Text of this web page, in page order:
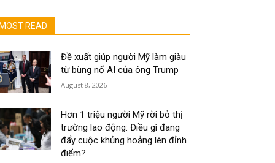
MOST READ
Đề xuất giúp người Mỹ làm giàu
từ bùng nổ AI của ông Trump
August 8, 2026
Hơn 1 triệu người Mỹ rời bỏ thị
trường lao động: Điều gì đang
đẩy cuộc khủng hoảng lên đỉnh
điểm?